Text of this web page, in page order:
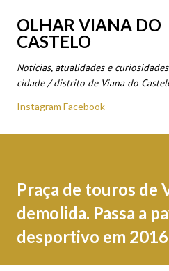
Avançar para o
OLHAR VIANA DO
CASTELO
Notícias, atualidades e
cidade / distrito de Viana do
Instagram Facebook
Praça de touros de
demolida. Passa a
desportivo em 2016